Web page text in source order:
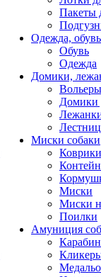
Пакеты
Одежда, обувь
Обувь
Одежда
Домики,
Домики
Миски собаки
Миски
Миски
Поилки
Амуниция